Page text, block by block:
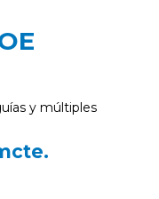
y múltiples